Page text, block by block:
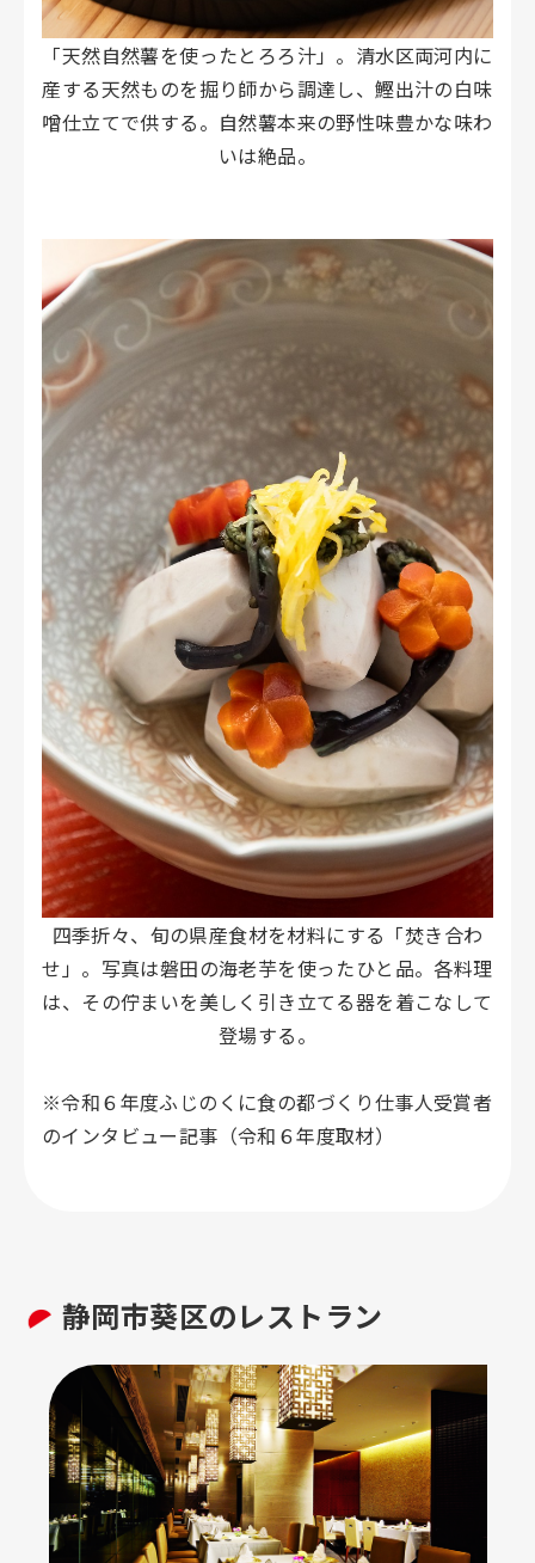
「天然自然薯を使ったとろろ汁」。清水区両河内に
産する天然ものを掘り師から調達し、鰹出汁の白味
噌仕立てで供する。自然薯本来の野性味豊かな味わ
いは絶品。
四季折々、旬の県産食材を材料にする「焚き合わ
せ」。写真は磐田の海老芋を使ったひと品。各料理
は、その佇まいを美しく引き立てる器を着こなして
登場する。
※令和６年度ふじのくに食の都づくり仕事人受賞者
のインタビュー記事（令和６年度取材）
静岡市葵区のレストラン